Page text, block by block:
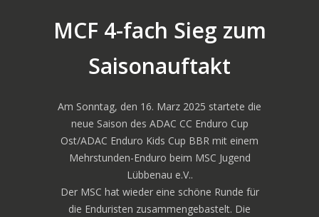
MCF 4-fach Sieg zum
Saisonauftakt
Am Sonntag, den 16. Marz 2025 startete die
neue Saison des ADAC CC Enduro Cup
Ost/ADAC Enduro Kids Cup BBR mit einem
Mehrstunden-Enduro beim MSC Jugend
Lübbenau e.V..
Der MSC hat wieder eine schöne Runde für
die Enduristen zusammengebastelt. Die